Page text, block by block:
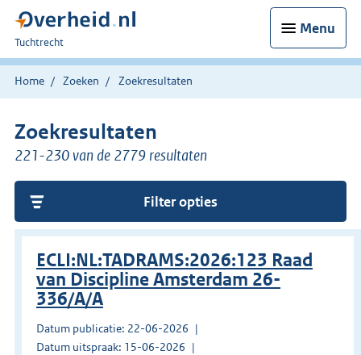
Menu
U
bent
hier:
Tuchtrecht
Home Zoeken Zoekresultaten
Zoekresultaten
221-230 van de 2779 resultaten
Filter opties
ECLI:NL:TADRAMS:2026:123 Raad
van Discipline Amsterdam 26-
336/A/A
Datum publicatie: 22-06-2026
Datum uitspraak: 15-06-2026